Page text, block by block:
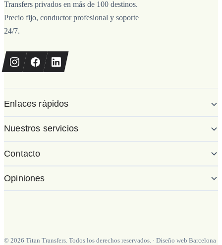
Transfers privados en más de 100 destinos.
Precio fijo, conductor profesional y soporte
24/7.
Enlaces rápidos
Nuestros servicios
Contacto
Opiniones
© 2026 Titan Transfers. Todos los derechos reservados. · Diseño web Barcelona